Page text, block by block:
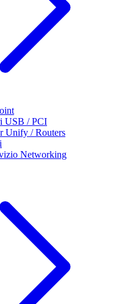
USB / PCI
Unify / Routers
Networking